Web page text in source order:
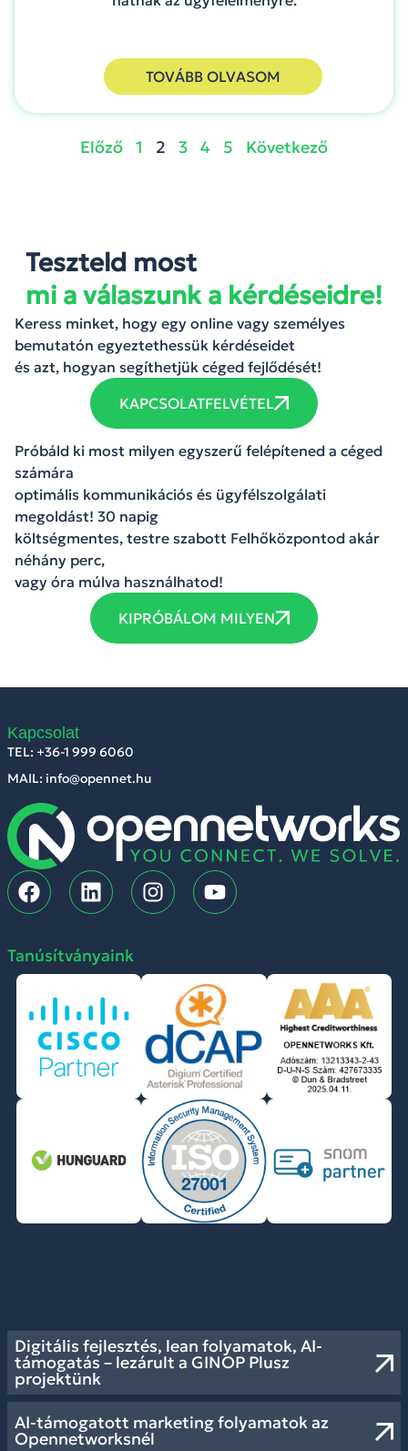
TOVÁBB OLVASOM
Előző 1 2 3 4 5 Következő
Teszteld most
mi a válaszunk a kérdéseidre!
Keress minket, hogy egy online vagy személyes
bemutatón egyeztethessük kérdéseidet
és azt, hogyan segíthetjük céged fejlődését!
KAPCSOLATFELVÉTEL
Próbáld ki most milyen egyszerű felépítened a céged
számára
optimális kommunikációs és ügyfélszolgálati
megoldást! 30 napig
költségmentes, testre szabott Felhőközpontod akár
néhány perc,
vagy óra múlva használhatod!
KIPRÓBÁLOM MILYEN
Digitális fejlesztés, lean folyamatok, AI-
támogatás – lezárult a GINOP Plusz
projektünk
AI-támogatott marketing folyamatok az
Opennetworksnél
Kapcsolat
TEL: +36-1 999 6060
MAIL: info@opennet.hu
Tanúsítványaink